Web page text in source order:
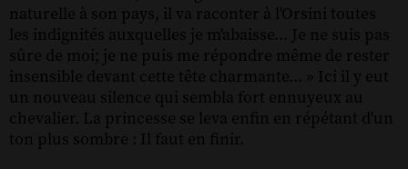
naturelle à son pays, il va raconter à l'Orsini toutes
les indignités auxquelles je m'abaisse... Je ne suis pas
sûre de moi; je ne puis me répondre même de rester
insensible devant cette tête charmante... » Ici il y eut
un nouveau silence qui sembla fort ennuyeux au
chevalier. La princesse se leva enfin en répétant d'un
ton plus sombre : Il faut en finir.